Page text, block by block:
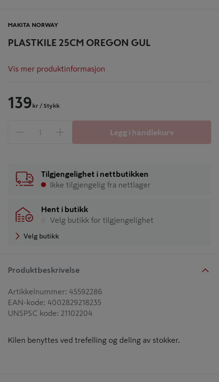
PLASTKILE 25CM OREGON GUL
MAKITA NORWAY
Vis mer produktinformasjon
139 kr / Stykk
1 produkter
Legg i handlekurv
Tilgjengelighet i nettbutikken
Ikke tilgjengelig fra nettlager
Hent i butikk
Velg butikk for tilgjengelighet
Velg butikk
Produktbeskrivelse
Artikkelnummer: 45592286
EAN-kode: 4002829218235
UNSPSC kode: 21102204
Kilen benyttes ved trefelling og deling av stokker.